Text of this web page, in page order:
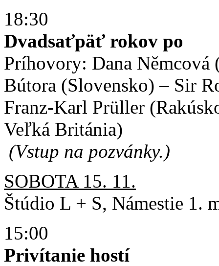
18:30
Dvadsaťpäť rokov po
Príhovory: Dana
Bútora (Slovensko) – Sir
Franz-Karl Prüller
Veľká Británia)
(Vstup na pozvánky.)
SOBOTA 15. 11.
Štúdio L + S, Námestie 1.
15:00
Privítanie hostí